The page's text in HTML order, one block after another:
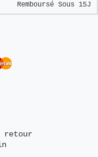
Remboursé Sous 15J
retour